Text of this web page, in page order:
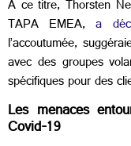
A ce titre, Thorsten
TAPA EMEA,a
l’accoutumée,
avec des groupes
spécifiques pour des
Les menaces
Covid-19